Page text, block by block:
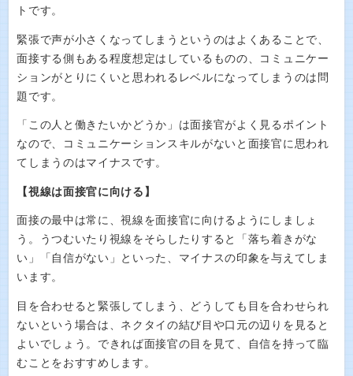
トです。
緊張で声が小さくなってしまうというのはよくあることで、
面接する側もある程度想定はしているものの、コミュニケー
ションがとりにくいと思われるレベルになってしまうのは問
題です。
「この人と働きたいかどうか」は面接官がよく見るポイント
なので、コミュニケーションスキルがないと面接官に思われ
てしまうのはマイナスです。
【視線は面接官に向ける】
面接の最中は常に、視線を面接官に向けるようにしましょ
う。うつむいたり視線をそらしたりすると「落ち着きがな
い」「自信がない」といった、マイナスの印象を与えてしま
います。
目を合わせると緊張してしまう、どうしても目を合わせられ
ないという場合は、ネクタイの結び目や口元の辺りを見ると
よいでしょう。できれば面接官の目を見て、自信を持って臨
むことをおすすめします。